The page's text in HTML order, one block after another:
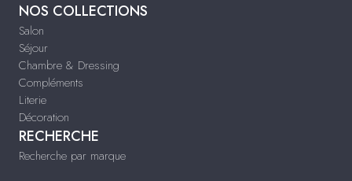
NOS COLLECTIONS
Salon
Séjour
Chambre & Dressing
Compléments
Literie
Décoration
RECHERCHE
Recherche par marque